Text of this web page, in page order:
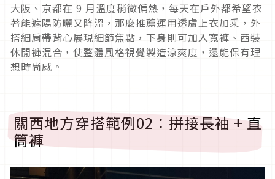
大阪、京都在 9 月溫度稍微偏熱，每天在戶外都希望衣
著能遮陽防曬又降溫，那麼推薦運用透膚上衣加乘，外
搭細肩帶背心展現細節焦點，下身則可加入寬褲、西裝
休閒褲混合，使整體風格視覺製造涼爽度，還能保有理
想時尚感。
關西地方穿搭範例02 ：拼接長袖+直
筒褲